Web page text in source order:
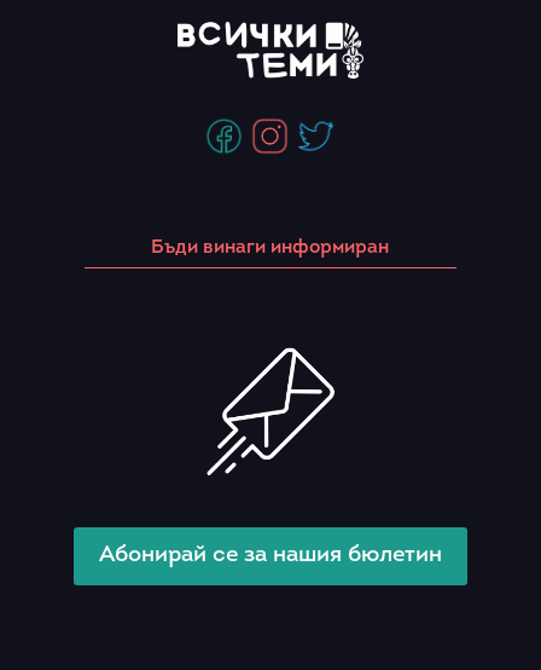
Бъди винаги информиран
Абонирай се за нашия бюлетин